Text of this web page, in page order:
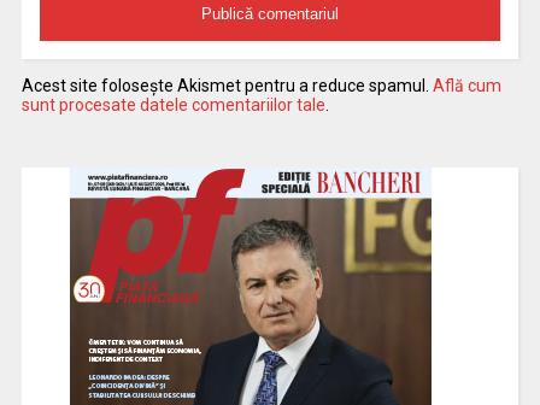
Acest site folosește Akismet pentru a reduce spamul. Află cum
sunt procesate datele comentariilor tale